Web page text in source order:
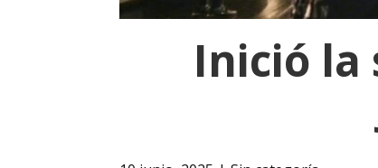
Inició la